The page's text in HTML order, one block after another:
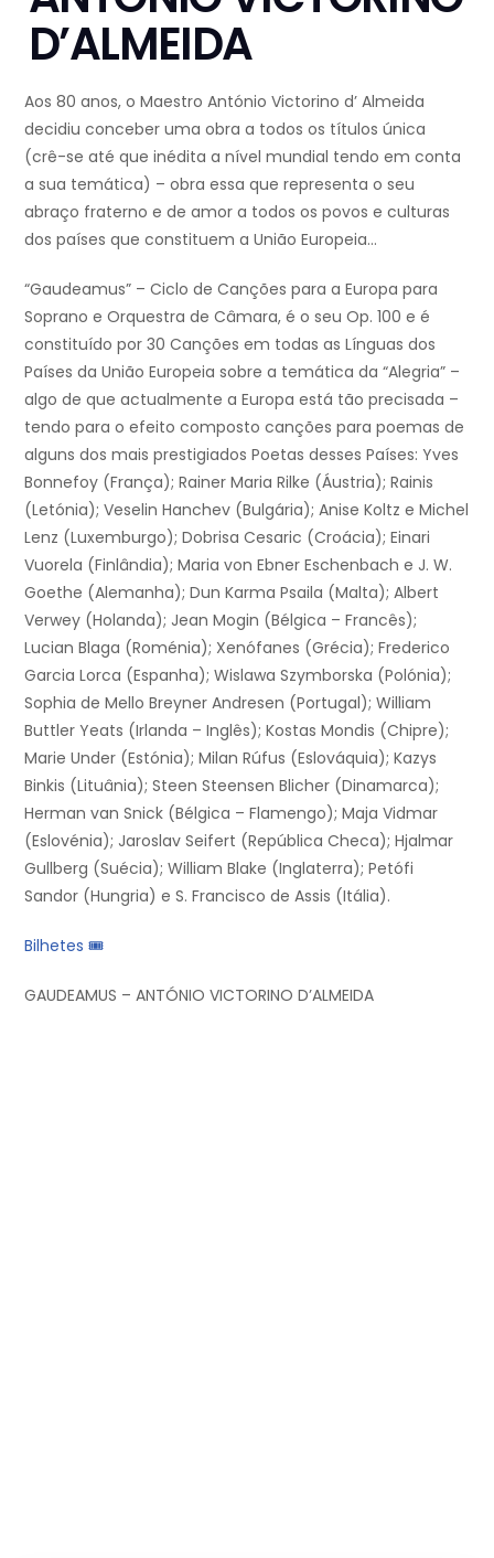
D’ALMEIDA
Aos 80 anos, o Maestro António Victorino d’ Almeida
decidiu conceber uma obra a todos os títulos única
(crê-se até que inédita a nível mundial tendo em conta
a sua temática) – obra essa que representa o seu
abraço fraterno e de amor a todos os povos e culturas
dos países que constituem a União Europeia…
“Gaudeamus” – Ciclo de Canções para a Europa para
Soprano e Orquestra de Câmara, é o seu Op. 100 e é
constituído por 30 Canções em todas as Línguas dos
Países da União Europeia sobre a temática da “Alegria” –
algo de que actualmente a Europa está tão precisada –
tendo para o efeito composto canções para poemas de
alguns dos mais prestigiados Poetas desses Países: Yves
Bonnefoy (França); Rainer Maria Rilke (Áustria); Rainis
(Letónia); Veselin Hanchev (Bulgária); Anise Koltz e Michel
Lenz (Luxemburgo); Dobrisa Cesaric (Croácia); Einari
Vuorela (Finlândia); Maria von Ebner Eschenbach e J. W.
Goethe (Alemanha); Dun Karma Psaila (Malta); Albert
Verwey (Holanda); Jean Mogin (Bélgica – Francês);
Lucian Blaga (Roménia); Xenófanes (Grécia); Frederico
Garcia Lorca (Espanha); Wislawa Szymborska (Polónia);
Sophia de Mello Breyner Andresen (Portugal); William
Buttler Yeats (Irlanda – Inglês); Kostas Mondis (Chipre);
Marie Under (Estónia); Milan Rúfus (Eslováquia); Kazys
Binkis (Lituânia); Steen Steensen Blicher (Dinamarca);
Herman van Snick (Bélgica – Flamengo); Maja Vidmar
(Eslovénia); Jaroslav Seifert (República Checa); Hjalmar
Gullberg (Suécia); William Blake (Inglaterra); Petófi
Sandor (Hungria) e S. Francisco de Assis (Itália).
Bilhetes 🎟
GAUDEAMUS – ANTÓNIO VICTORINO D’ALMEIDA